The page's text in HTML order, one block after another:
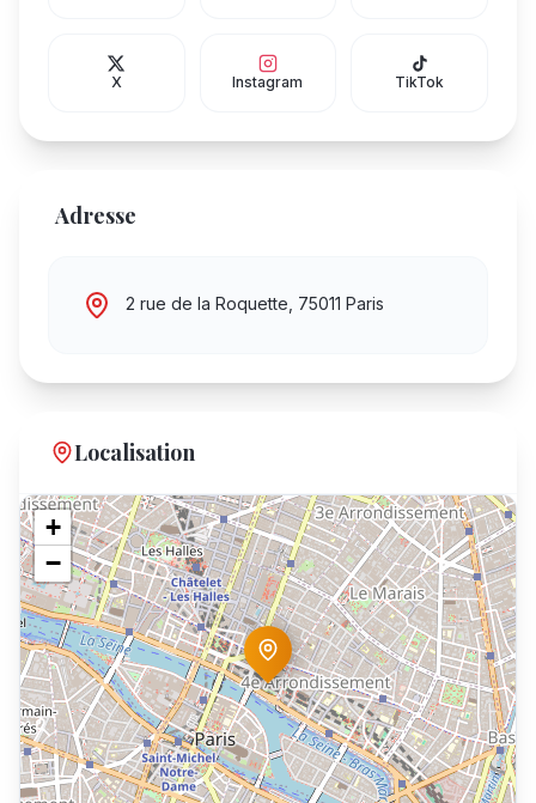
X Instagram TikTok
Adresse
2 rue de la Roquette, 75011 Paris
Localisation
+
−